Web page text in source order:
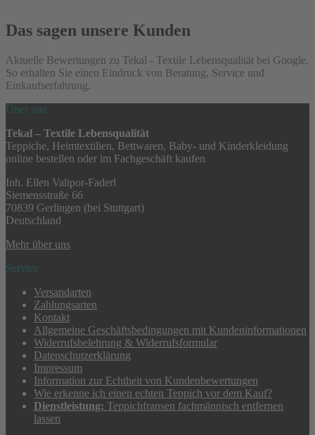
Das sagen unsere Kunden
Aktuelle Bewertungen zu Tekal - Textile Lebensqualität bei Google.
So erhalten Sie einen Eindruck von Beratung, Service und
Einkaufserfahrung.
Über uns
Tekal – Textile Lebensqualität
Teppiche, Heimtextilien, Bettwaren, Baby- und Kinderkleidung
online bestellen oder im Fachgeschäft kaufen
Inh. Ellen Valipor-Faderl
Siemensstraße 66
70839 Gerlingen (bei Stuttgart)
Deutschland
Mehr über uns
Service
Versandarten
Zahlungsarten
Kontakt
Allgemeine Geschäftsbedingungen mit Kundeninformationen
Widerrufsbelehrung & Widerrufsformular
Datenschutzerklärung
Impressum
Information zur Echtheit von Kundenbewertungen
Wie erkenne ich einen echten Teppich vor dem Kauf?
Dienstleistung: Teppichfransen fachmännisch entfernen
lassen